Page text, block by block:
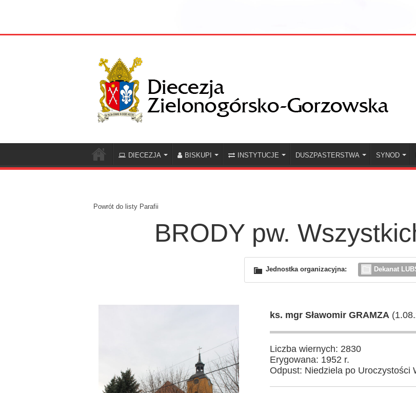
DIECEZJA BISKUPI INSTYTUCJE DUSZPASTERSTWA SYNOD
Powrót do listy Parafii
BRODY pw.
Jednostka organizacyjna: Dekanat
ks. mgr Sławomir GRAMZA
Liczba wiernych: 2830
Erygowana: 1952 r.
Odpust: Niedziela po Uroczystości